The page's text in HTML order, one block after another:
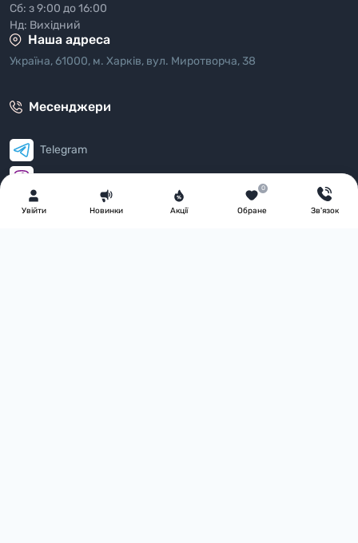
Увiйти Новинки Акції Обране
0
Зв'язок
Сб: з 9:00 до 16:00
Нд: Вихідний
Наша адреса
Україна, 61000, м. Харків, вул. Миротворча, 38
Месенджери
Telegram